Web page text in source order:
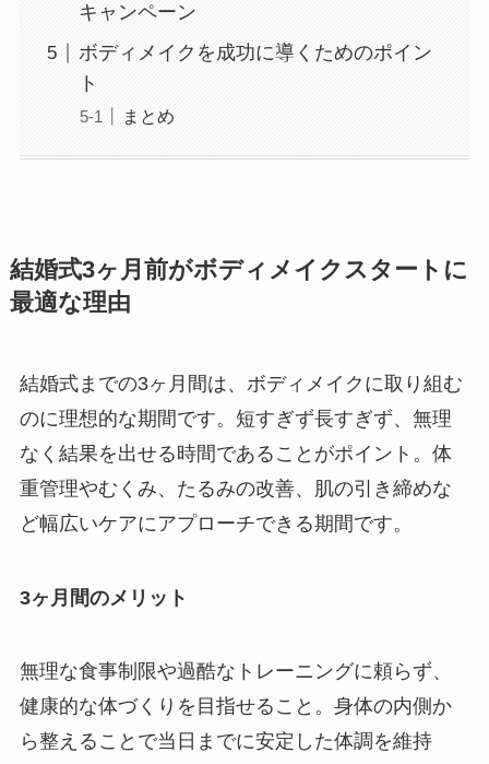
キャンペーン
ボディメイクを成功に導くためのポイン
ト
まとめ
結婚式3ヶ月前がボディメイクスタートに
最適な理由
結婚式までの3ヶ月間は、ボディメイクに取り組む
のに理想的な期間です。短すぎず長すぎず、無理
なく結果を出せる時間であることがポイント。体
重管理やむくみ、たるみの改善、肌の引き締めな
ど幅広いケアにアプローチできる期間です。
3ヶ月間のメリット
無理な食事制限や過酷なトレーニングに頼らず、
健康的な体づくりを目指せること。身体の内側か
ら整えることで当日までに安定した体調を維持